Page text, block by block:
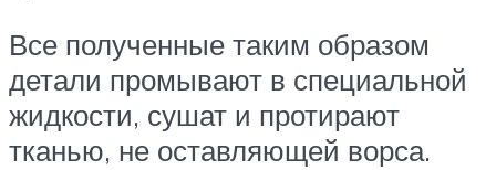
Все полученные таким образом
детали промывают в специальной
жидкости, сушат и протирают
тканью, не оставляющей ворса.